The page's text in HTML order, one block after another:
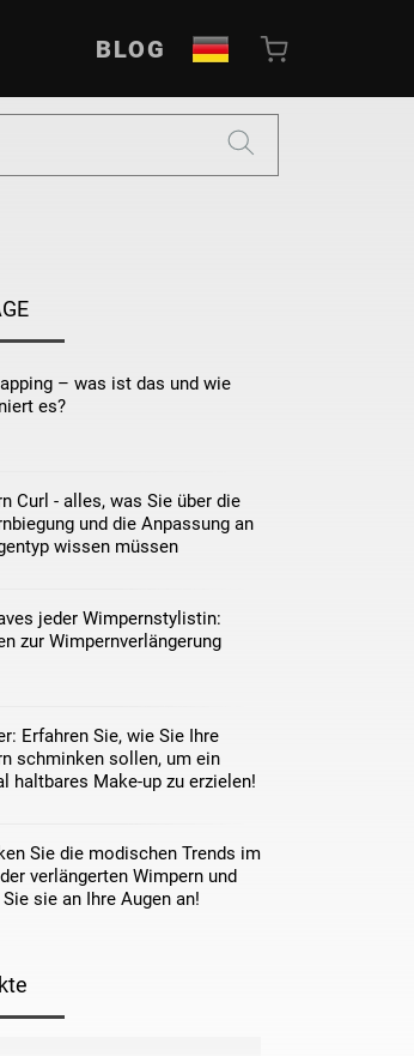
BLOG
– was ist das und wie
es?
Curl - alles, was Sie über die
und die Anpassung an
wissen müssen
jeder Wimpernstylistin:
zur Wimpernverlängerung
Erfahren Sie, wie Sie Ihre
schminken sollen, um ein
haltbares Make-up zu erzielen!
Sie die modischen Trends im
verlängerten Wimpern und
sie an Ihre Augen an!